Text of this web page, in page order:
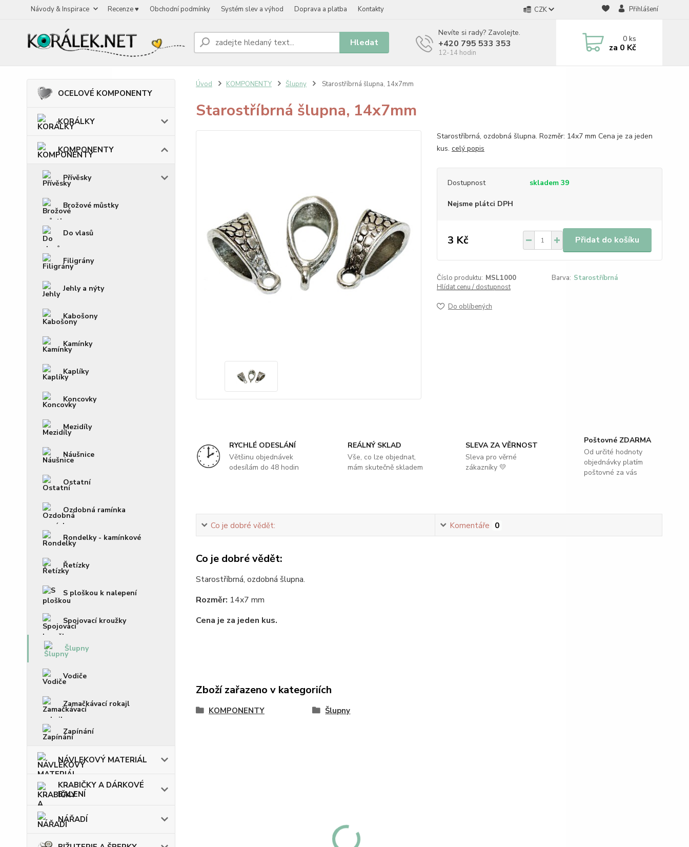
Návody & Inspirace Recenze ♥ Obchodní podmínky Systém slev a výhod Doprava a platba Kontakty CZK Přihlášení
Hledat
Nevíte si rady? Zavolejte.
+420 795 533 353
12-14 hodin
0ks
za 0 Kč
OCELOVÉ KOMPONENTY
KORÁLKY
KOMPONENTY
Přívěsky
Brožové můstky
Do vlasů
Filigrány
Jehly a nýty
Kabošony
Kamínky
Kaplíky
Koncovky
Mezidíly
Náušnice
Ostatní
Ozdobná ramínka
Rondelky - kamínkové
Řetízky
S ploškou k nalepení
Spojovací kroužky
Šlupny
Vodiče
Zamačkávací rokajl
Zapínání
NÁVLEKOVÝ MATERIÁL
KRABIČKY A DÁRKOVÉ
BALENÍ
NÁŘADÍ
Úvod KOMPONENTY Šlupny Starostříbrná šlupna, 14x7mm
Starostříbrná šlupna, 14x7mm
Starostříbrná, ozdobná šlupna. Rozměr: 14x7 mm Cena je za jeden
kus. celý popis
Dostupnost skladem 39
Nejsme plátci DPH
3 Kč Přidat do košíku
Číslo produktu: MSL1000 Barva: Starostříbrná
Hlídat cenu / dostupnost
Do oblíbených
RYCHLÉ ODESLÁNÍ
Většinu objednávek
odesílám do 48 hodin
REÁLNÝ SKLAD
Vše, co lze objednat,
mám skutečně skladem
SLEVA ZA VĚRNOST
Sleva pro věrné
zákazníky 💛
Poštovné ZDARMA
Od určité hodnoty
objednávky platím
poštovné za vás
Co je dobré vědět: Komentáře 0
Co je dobré vědět:
Starostříbrná, ozdobná šlupna.
Rozměr: 14x7 mm
Cena je za jeden kus.
Zboží zařazeno v kategoriích
KOMPONENTY Šlupny